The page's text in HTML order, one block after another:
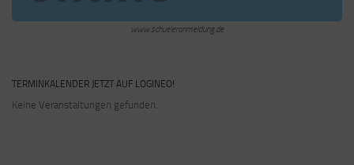
www.schueleranmeldung.de
TERMINKALENDER JETZT AUF LOGINEO!
Keine Veranstaltungen gefunden.